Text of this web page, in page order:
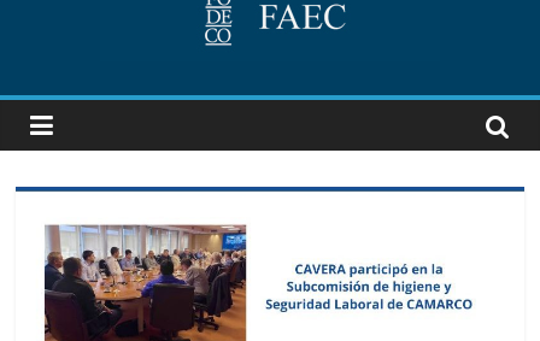
y
Equipamiento
Urbano